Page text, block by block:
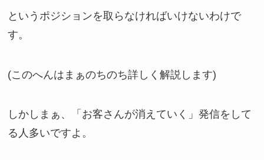
というポジションを取らなければいけないわけで
す。
(このへんはまぁのちのち詳しく解説します)
しかしまぁ、「お客さんが消えていく」発信をして
る人多いですよ。